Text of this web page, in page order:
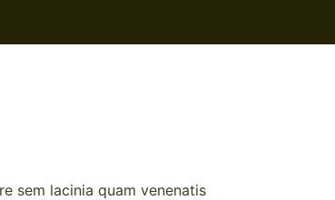
sem lacinia quam venenatis